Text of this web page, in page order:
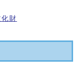
化財